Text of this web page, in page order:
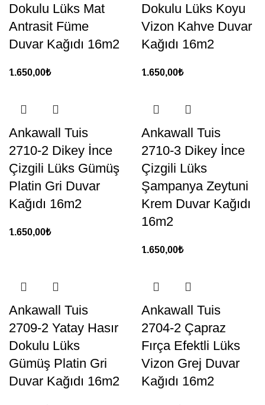
Dokulu Lüks Mat
Antrasit Füme
Duvar Kağıdı 16m2
1.650,00₺
Dokulu Lüks Koyu
Vizon Kahve Duvar
Kağıdı 16m2
1.650,00₺
Ankawall Tuis
2710-2 Dikey İnce
Çizgili Lüks Gümüş
Platin Gri Duvar
Kağıdı 16m2
1.650,00₺
Ankawall Tuis
2710-3 Dikey İnce
Çizgili Lüks
Şampanya Zeytuni
Krem Duvar Kağıdı
16m2
1.650,00₺
Ankawall Tuis
2709-2 Yatay Hasır
Dokulu Lüks
Gümüş Platin Gri
Duvar Kağıdı 16m2
Ankawall Tuis
2704-2 Çapraz
Fırça Efektli Lüks
Vizon Grej Duvar
Kağıdı 16m2